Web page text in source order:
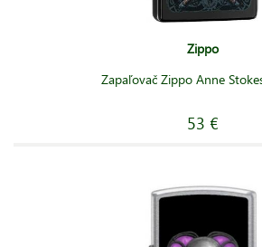
Zippo
Zapaľovač Zippo Anne
53 €